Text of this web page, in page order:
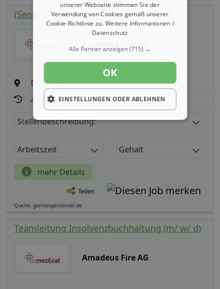
(Senior) Real Estate Manager (m/ w/ d)
Amadeus Fire AG
Düsseldorf
aktualisiert seit: 07.08.2026
Stellenbeschreibung:
Arbeitszeit Gehalt
mehr Details
Teilen
Quelle: germanpersonnel.de
Teamleitung Insolvenzbuchhaltung (m/ w/ d)
Amadeus Fire AG
unserer Webseite stimmen Sie der
Verwendung von Cookies gemäß unserer
Cookie-Richtlinie zu.Weitere Informationen /
Datenschutz
Alle Partner anzeigen(715) →
OK
EINSTELLUNGEN ODER ABLEHNEN